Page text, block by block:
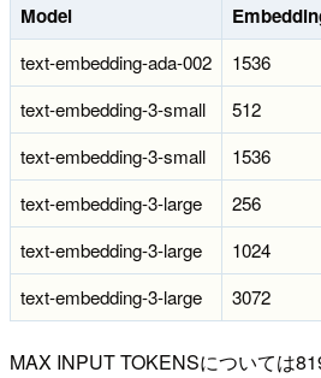
Model
text-embedding-ada-002 1536
text-embedding-3-small
512
text-embedding-3-small
1536
text-embedding-3-large
256
text-embedding-3-large
1024
text-embedding-3-large
3072
MAX INPUT TOKENSについては